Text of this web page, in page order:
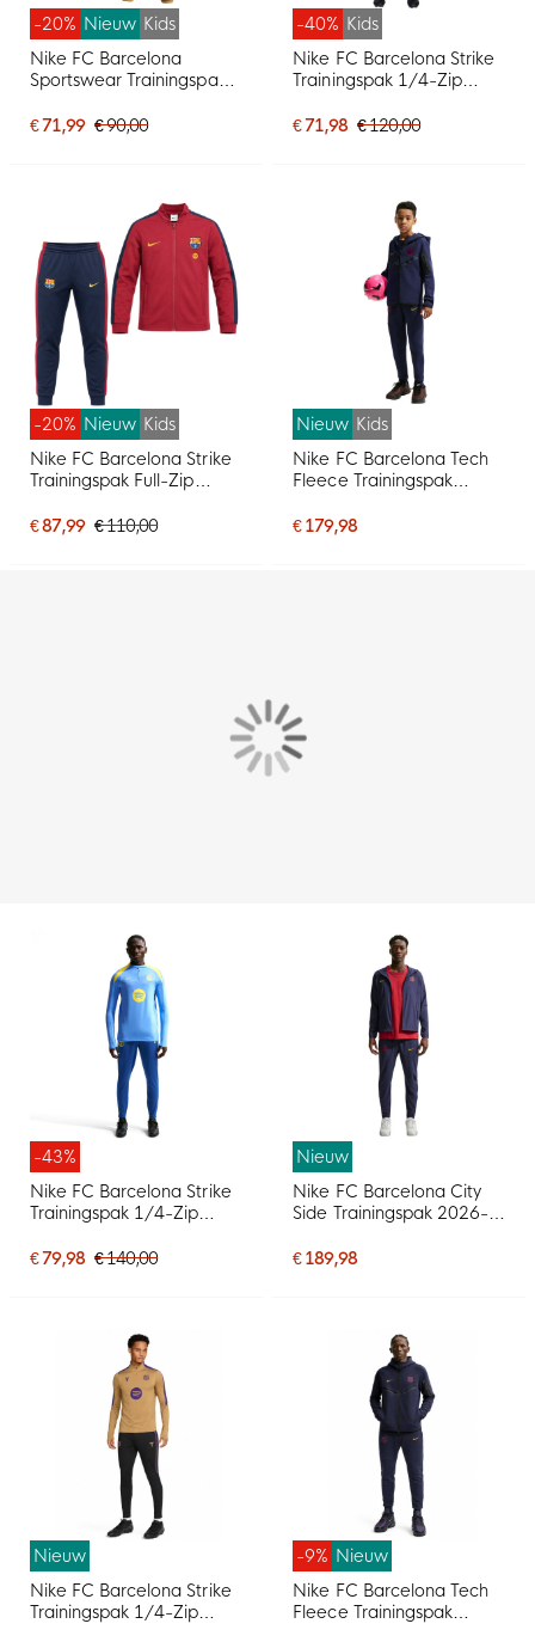
-20% Nieuw Kids
Nike FC Barcelona
Sportswear Trainingspak
Donkerblauw Rood
€ 71,99 € 90,00
-40% Kids
Nike FC Barcelona Strike
Trainingspak 1/4-Zip
Lichtblauw Donkerblauw
€ 71,98 € 120,00
-20% Nieuw Kids
Nike FC Barcelona Strike
Trainingspak Full-Zip
Donkerblauw Geel
€ 87,99 € 110,00
Nieuw Kids
Nike FC Barcelona Tech
Fleece Trainingspak
Donkerblauw Zwart Geel
€ 179,98
-43%
Nike FC Barcelona Strike
Trainingspak 1/4-Zip
Donkerblauw Felgeel
€ 79,98 € 140,00
Nieuw
Nike FC Barcelona City
Side Trainingspak 2026-
Goudgeel Roze
€ 189,98
Nieuw
Nike FC Barcelona Strike
Trainingspak 1/4-Zip
-9% Nieuw
Nike FC Barcelona Tech
Fleece Trainingspak